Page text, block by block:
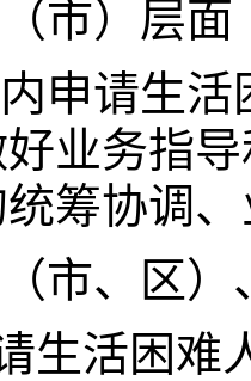
市）层面
申请生活
业务指
统筹协调
（市、区
生活困难